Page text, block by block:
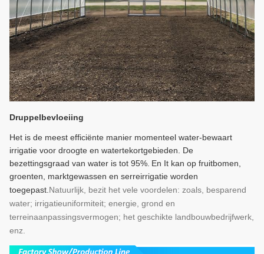
Druppelbevloeiing
Het is de meest efficiënte manier momenteel water-bewaart
irrigatie voor droogte en watertekortgebieden. De
bezettingsgraad van water is tot 95%. En It kan op fruitbomen,
groenten, marktgewassen en serreirrigatie worden
toegepast. Natuurlijk, bezit het vele voordelen: zoals, besparend
water; irrigatieuniformiteit; energie, grond en
terreinaanpassingsvermogen; het geschikte landbouwbedrijfwerk,
enz.